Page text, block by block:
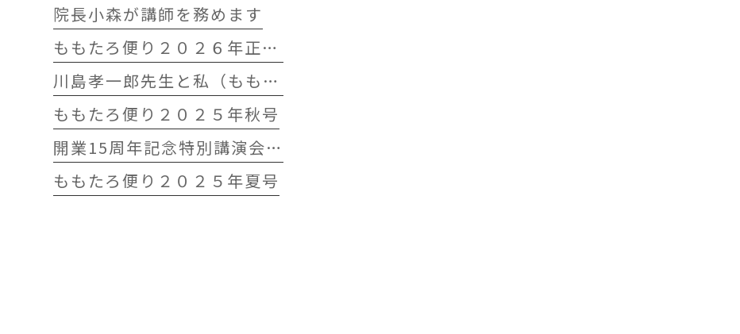
院長小森が講師を務めます
ももたろ便り２０２６年正月号
川島孝一郎先生と私（ももたろう往診クリニック開院15周年記念特別講演会）
ももたろ便り２０２５年秋号
開業15周年記念特別講演会 開催します
ももたろ便り２０２５年夏号